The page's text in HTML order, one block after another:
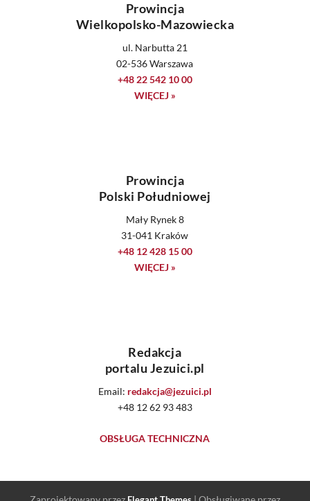
Prowincja
Wielkopolsko-Mazowiecka
ul. Narbutta 21
02-536 Warszawa
+48 22 542 10 00
WIĘCEJ »
Prowincja
Polski Południowej
Mały Rynek 8
31-041 Kraków
+48 12 428 15 00
WIĘCEJ »
Redakcja
portalu Jezuici.pl
Email: redakcja@jezuici.pl
+48 12 62 93 483
OBSŁUGA TECHNICZNA